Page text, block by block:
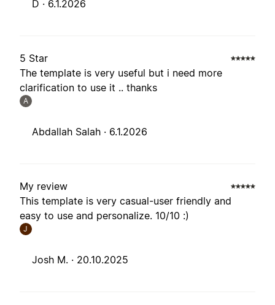
D · 6.1.2026
5 Star
The template is very useful but i need more
clarification to use it .. thanks
A
Abdallah Salah · 6.1.2026
My review
This template is very casual-user friendly and
easy to use and personalize. 10/10 :)
J
Josh M. · 20.10.2025